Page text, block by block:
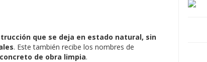
que se deja en estado natural, sin
. Este también recibe los nombres de
de obra limpia.